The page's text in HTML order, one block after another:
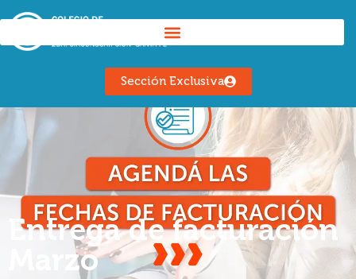
Sección Exclusiva
Entrega de facturación
Marzo